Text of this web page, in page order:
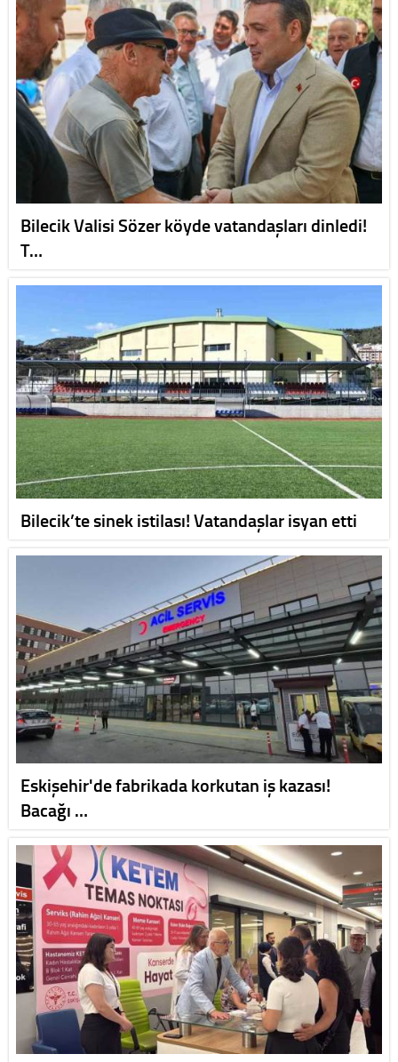
Bilecik Valisi Sözer köyde vatandaşları dinledi!
T…
Bilecik’te sinek istilası! Vatandaşlar isyan etti
Eskişehir'de fabrikada korkutan iş kazası!
Bacağı …